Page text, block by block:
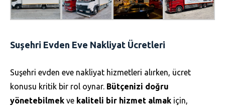
Suşehri Evden Eve Nakliyat Ücretleri
Suşehri evden eve nakliyat hizmetleri alırken, ücret
konusu kritik bir rol oynar. Bütçenizi doğru
yönetebilmek ve kaliteli bir hizmet almak için,